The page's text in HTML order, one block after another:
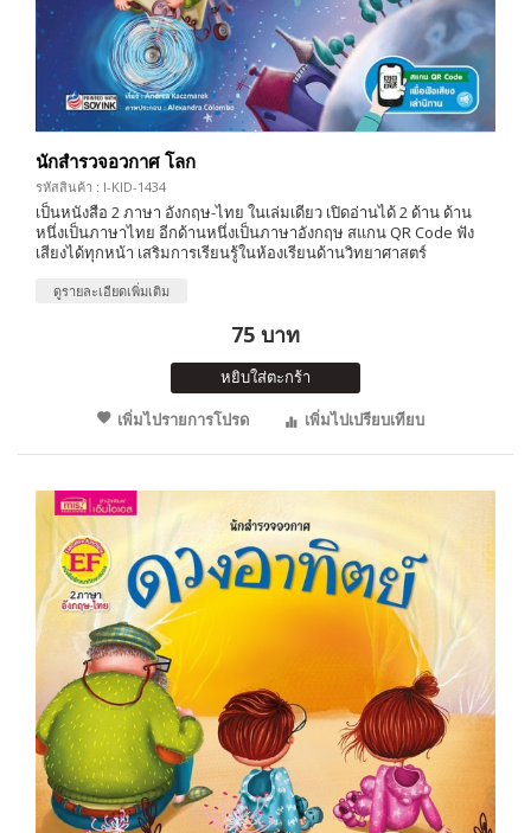
นักสำรวจอวกาศ โลก
รหัสสินค้า : I-KID-1434
เป็นหนังสือ 2 ภาษา อังกฤษ-ไทย ในเล่มเดียว เปิดอ่านได้ 2 ด้าน ด้าน
หนึ่งเป็นภาษาไทย อีกด้านหนึ่งเป็นภาษาอังกฤษ สแกน QR Code ฟัง
เสียงได้ทุกหน้า เสริมการเรียนรู้ในห้องเรียนด้านวิทยาศาสตร์
ดูรายละเอียดเพิ่มเติม
75 บาท
หยิบใส่ตะกร้า
เพิ่มไปรายการโปรด
เพิ่มไปเปรียบเทียบ